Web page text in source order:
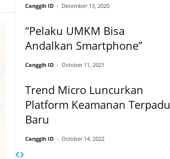
Canggih ID - December 13, 2020
“Pelaku UMKM Bisa
Andalkan Smartphone”
Canggih ID - October 11, 2021
Trend Micro Luncurkan
Platform Keamanan Terpadu
Baru
Canggih ID - October 14, 2022